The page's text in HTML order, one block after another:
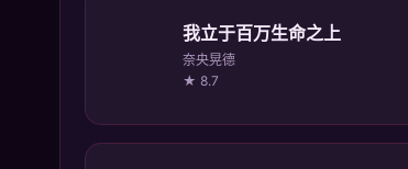
我立于百万生命之上
奈央晃德
★ 8.7